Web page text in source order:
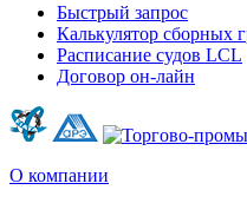
Быстрый запрос
Калькулятор сборных
Расписание судов LCL
Договор он-лайн
О компании